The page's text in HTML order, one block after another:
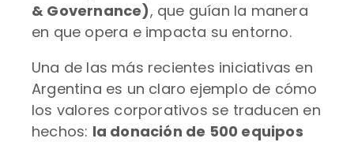
& Governance), que guían la manera
en que opera e impacta su entorno.
Una de las más recientes iniciativas en
Argentina es un claro ejemplo de cómo
los valores corporativos se traducen en
hechos: la donación de 500 equipos